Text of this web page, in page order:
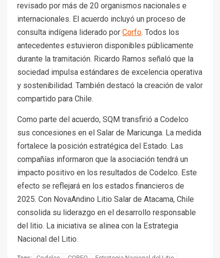
revisado por más de 20 organismos nacionales e
internacionales. El acuerdo incluyó un proceso de
consulta indígena liderado por Corfo. Todos los
antecedentes estuvieron disponibles públicamente
durante la tramitación. Ricardo Ramos señaló que la
sociedad impulsa estándares de excelencia operativa
y sostenibilidad. También destacó la creación de valor
compartido para Chile.
Como parte del acuerdo, SQM transfirió a Codelco
sus concesiones en el Salar de Maricunga. La medida
fortalece la posición estratégica del Estado. Las
compañías informaron que la asociación tendrá un
impacto positivo en los resultados de Codelco. Este
efecto se reflejará en los estados financieros de
2025. Con NovaAndino Litio Salar de Atacama, Chile
consolida su liderazgo en el desarrollo responsable
del litio. La iniciativa se alinea con la Estrategia
Nacional del Litio.